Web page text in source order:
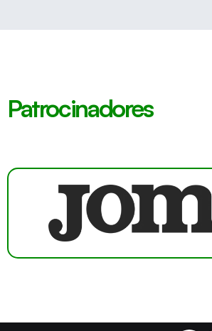
Patrocinadores